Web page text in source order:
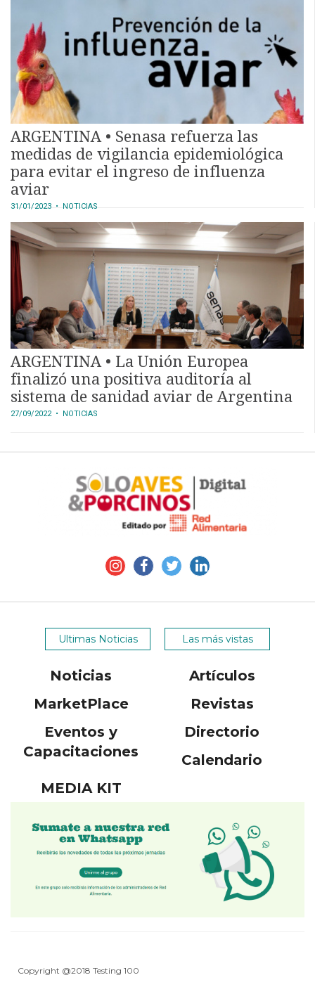
ARGENTINA • Senasa refuerza las
medidas de vigilancia epidemiológica
para evitar el ingreso de influenza
aviar
31/01/2023 • NOTICIAS
ARGENTINA • La Unión Europea
finalizó una positiva auditoría al
sistema de sanidad aviar de Argentina
27/09/2022• NOTICIAS
Ultimas Noticias Las más vistas
Noticias
Artículos
MarketPlace
Revistas
Eventos y
Capacitaciones
Directorio
Calendario
MEDIA KIT
Copyright @2018 Testing 100